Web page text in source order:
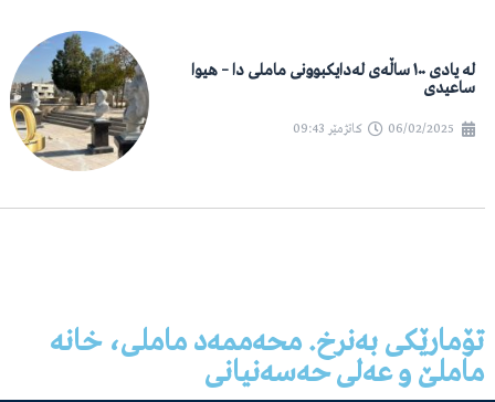
لە یادی ١٠٠ ساڵەی لەدایکبوونی ماملی دا – هیوا
ساعیدی
06/02/2025 کاتژمێر 09:43
تۆمارێکی بەنرخ. محەممەد ماملی، خانە
ماملێ و عەلی حەسەنیانی